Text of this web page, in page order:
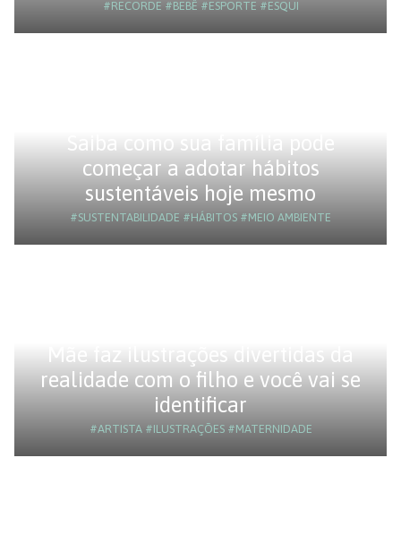
#RECORDE #BEBÊ #ESPORTE #ESQUI
Saiba como sua família pode
começar a adotar hábitos
sustentáveis hoje mesmo
#SUSTENTABILIDADE #HÁBITOS #MEIO AMBIENTE
Mãe faz ilustrações divertidas da
realidade com o filho e você vai se
identificar
#ARTISTA#ILUSTRAÇÕES#MATERNIDADE